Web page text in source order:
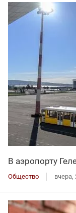
В аэропорту
Общество вчера,